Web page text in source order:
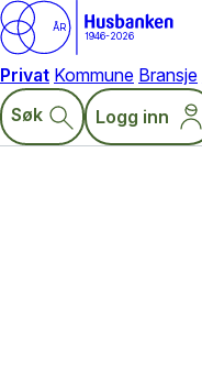
ÅR
1946-2026
Privat Kommune Bransje
Søk
Logg inn